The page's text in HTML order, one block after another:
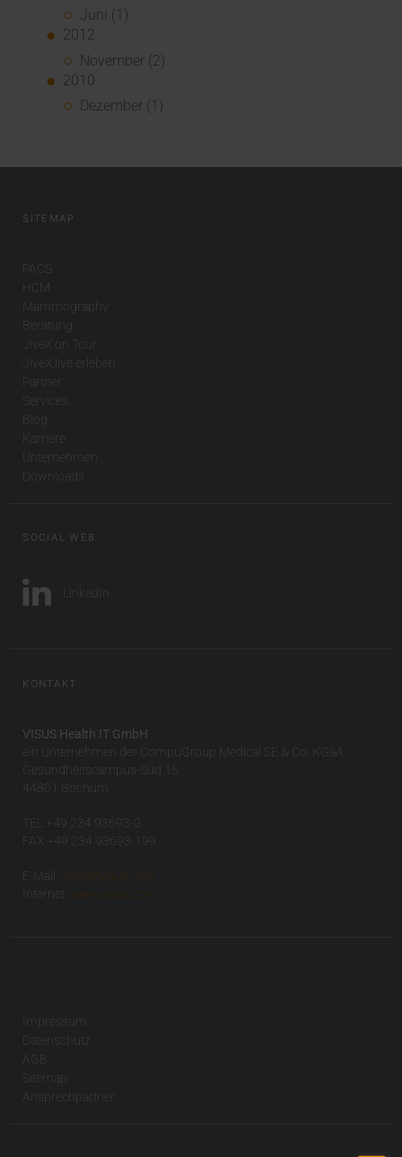
Juni (1)
2012
November (2)
2010
Dezember (1)
SITEMAP
PACS
HCM
Mammography
Beratung
JiveX on Tour
JiveX live erleben
Partner
Services
Blog
Karriere
Unternehmen
Downloads
SOCIAL WEB
LinkedIn
KONTAKT
VISUS Health IT GmbH
ein Unternehmen der CompuGroup Medical SE & Co. KGaA
Gesundheitscampus-Süd 15
44801 Bochum
TEL +49 234 93693-0
FAX +49 234 93693-199
E-Mail:
info(at)visus.com
Internet:
www.visus.com
Impressum
Datenschutz
AGB
Sitemap
Ansprechpartner